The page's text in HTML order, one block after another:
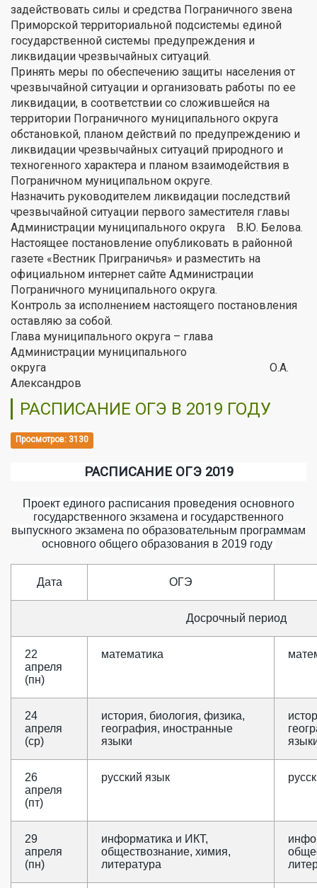
задействовать силы и средства Пограничного звена
Приморской территориальной подсистемы единой
государственной системы предупреждения и
ликвидации чрезвычайных ситуаций.
Принять меры по обеспечению защиты населения от
чрезвычайной ситуации и организовать работы по ее
ликвидации, в соответствии со сложившейся на
территории Пограничного муниципального округа
обстановкой, планом действий по предупреждению и
ликвидации чрезвычайных ситуаций природного и
техногенного характера и планом взаимодействия в
Пограничном муниципальном округе.
Назначить руководителем ликвидации последствий
чрезвычайной ситуации первого заместителя главы
Администрации муниципального округа В.Ю. Белова.
Настоящее постановление опубликовать в районной
газете «Вестник Приграничья» и разместить на
официальном интернет сайте Администрации
Пограничного муниципального округа.
Контроль за исполнением настоящего постановления
оставляю за собой.
Глава муниципального округа – глава
Администрации муниципального
округа О.А.
Александров
РАСПИСАНИЕ ОГЭ В 2019 ГОДУ
Просмотров: 3130
РАСПИСАНИЕ ОГЭ 2019
Проект единого расписания проведения основного
государственного экзамена и государственного
выпускного экзамена по образовательным программам
основного общего образования в 2019 году
Дата ОГЭ
Досрочный период
22
апреля
(пн)
математика
24
апреля
(ср)
история, биология, физика,
география, иностранные
языки
26
апреля
(пт)
русский язык
29
апреля
(пн)
информатика и ИКТ,
обществознание, химия,
литература